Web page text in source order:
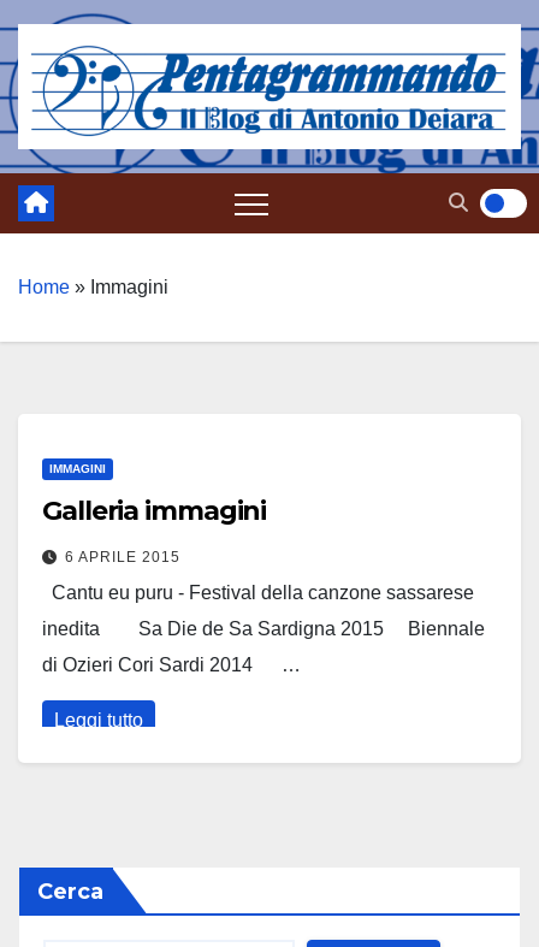
contenuto
Home » Immagini
IMMAGINI
Galleria immagini
6 APRILE 2015
Cantu eu puru - Festival della canzone sassarese
inedita Sa Die de Sa Sardigna 2015 Biennale
di Ozieri Cori Sardi 2014 …
Leggi tutto
Cerca